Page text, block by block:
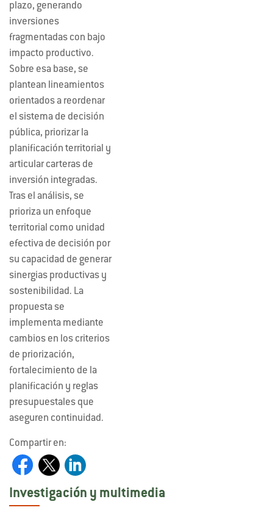
plazo, generando
inversiones
fragmentadas con bajo
impacto productivo.
Sobre esa base, se
plantean lineamientos
orientados a reordenar
el sistema de decisión
pública, priorizar la
planificación territorial y
articular carteras de
inversión integradas.
Tras el análisis, se
prioriza un enfoque
territorial como unidad
efectiva de decisión por
su capacidad de generar
sinergias productivas y
sostenibilidad. La
propuesta se
implementa mediante
cambios en los criterios
de priorización,
fortalecimiento de la
planificación y reglas
presupuestales que
aseguren continuidad.
Compartir en:
Investigación y multimedia